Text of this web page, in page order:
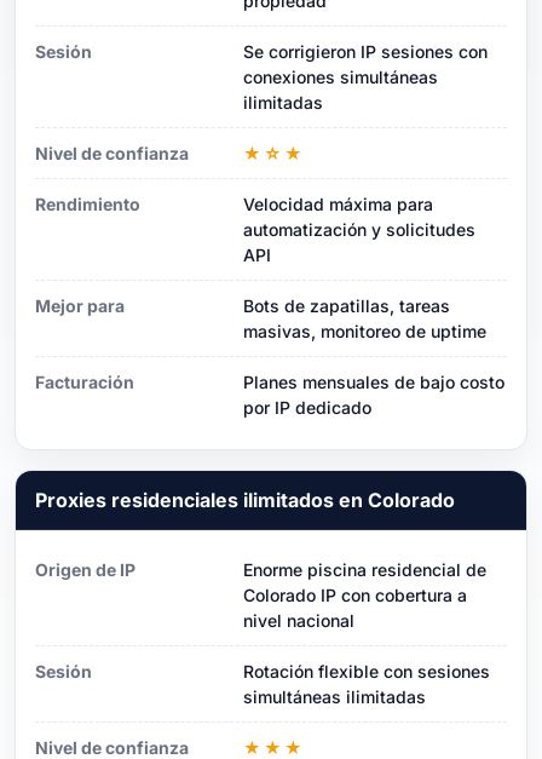
Sesión
Se corrigieron IP sesiones con
conexiones simultáneas
ilimitadas
Nivel de confianza ★☆★
Rendimiento
Velocidad máxima para
automatización y solicitudes
API
Mejor para
Bots de zapatillas, tareas
masivas, monitoreo de uptime
Facturación
Planes mensuales de bajo costo
por IP dedicado
Proxies residenciales ilimitados en Colorado
Origen de IP
Enorme piscina residencial de
Colorado IP con cobertura a
nivel nacional
Sesión
Rotación flexible con sesiones
simultáneas ilimitadas
Nivel de confianza ★★★